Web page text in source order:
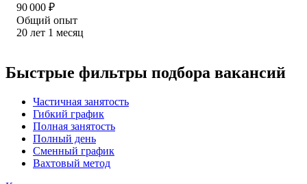
90 000 ₽
Общий опыт
20 лет 1 месяц
Быстрые фильтры подбора вакансий
Частичная занятость
Гибкий график
Полная занятость
Полный день
Сменный график
Вахтовый метод